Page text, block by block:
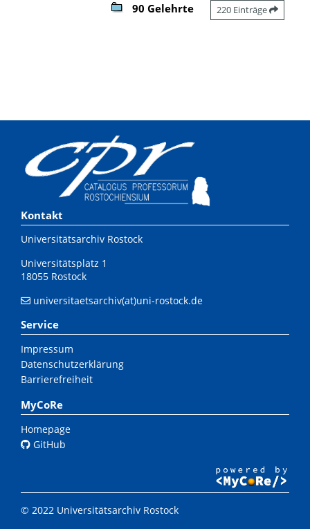
90 Gelehrte 220 Einträge
Kontakt
Universitätsarchiv Rostock
Universitätsplatz 1
18055 Rostock
universitaetsarchiv(at)uni-rostock.de
Service
Impressum
Datenschutzerklärung
Barrierefreiheit
MyCoRe
Homepage
GitHub
© 2022 Universitätsarchiv Rostock